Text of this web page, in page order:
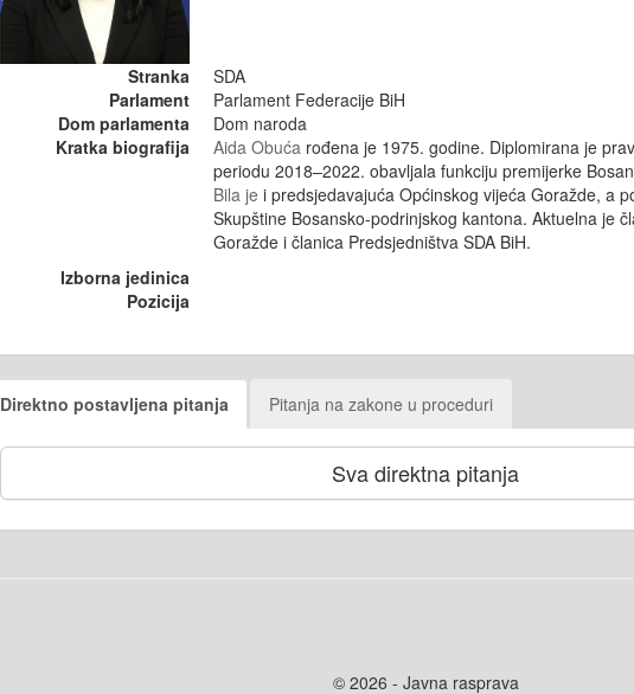
Stranka
SDA
Parlament
Parlament Federacije BiH
Dom parlamenta
Dom naroda
Kratka biografija
Aida Obuća rođena je 1975. godine. Diplomirana je
periodu 2018–2022. obavljala funkciju premijerke
Bila je i predsjedavajuća Općinskog vijeća Goražde, a
Skupštine Bosansko-podrinjskog kantona. Aktuelna je
Goražde i članica Predsjedništva SDA BiH.
Izborna jedinica
Pozicija
Direktno postavljena pitanja Pitanja na zakone u proceduri
Sva direktna pitanja
© 2026 - Javna rasprava